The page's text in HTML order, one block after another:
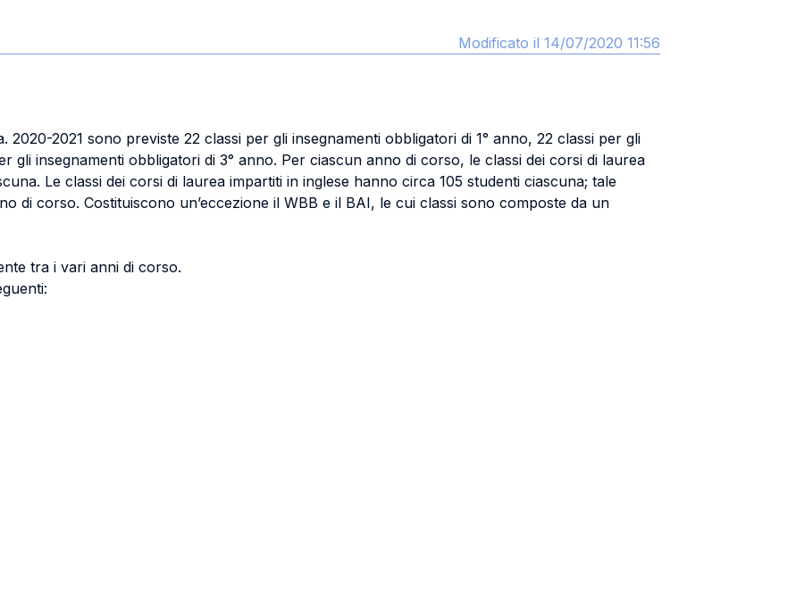
Modificato il 14/07/2020 11:56
2020-2021 sono previste 22 classi per gli insegnamenti obbligatori di 1° anno, 22 classi per gli
gli insegnamenti obbligatori di 3° anno. Per ciascun anno di corso, le classi dei corsi di laurea
Le classi dei corsi di laurea impartiti in inglese hanno circa 105 studenti ciascuna; tale
di corso. Costituiscono un’eccezione il WBB e il BAI, le cui classi sono composte da un
tra i vari anni di corso.